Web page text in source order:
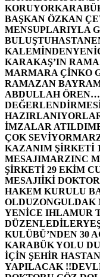
KORUYOR
BAŞKAN ÖZKAN
MENSUPLARIYLA
BULUŞTU
KALEMİNDEN
KARAKAŞ’IN
MARMARA ÇİNKO
RAMAZAN
ABDULLAH
İMZALAR ATILDI
ÇOK SEVİYOR
KAZANIM ŞİRKETİ
MESAJIMARZINC
ŞİRKETİ 29 EKİM
MESAJIİKİ
HAKEM KURULU
OLDUZONGULDAK
YENİCE IHLAMUR
DÜZENLEDİLER
KULÜBÜ’NDEN 30
KARABÜK YOLU
İÇİN ŞEHİR
YAPILACAK !!